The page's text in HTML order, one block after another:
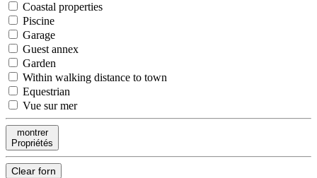
Coastal properties
Piscine
Garage
Guest annex
Garden
Within walking distance to town
Equestrian
Vue sur mer
montrer
Propriétés
Clear forn